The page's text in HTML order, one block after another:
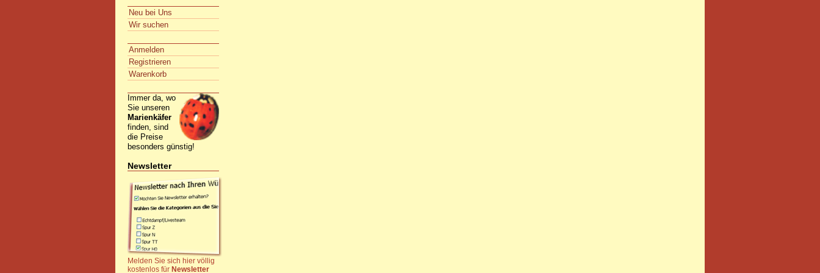
Neu bei Uns
Wir suchen
Anmelden
Registrieren
Warenkorb
Immer da, wo
Sie unseren
Marienkäfer
finden, sind
die Preise
besonders günstig!
Newsletter
Melden Sie sich hier völlig
kostenlos für Newsletter